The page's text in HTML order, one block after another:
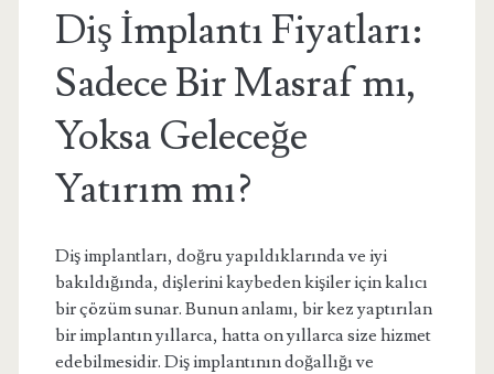
Diş İmplantı Fiyatları:
Sadece Bir Masraf mı,
Yoksa Geleceğe
Yatırım mı?
Diş implantları, doğru yapıldıklarında ve iyi
bakıldığında, dişlerini kaybeden kişiler için kalıcı
bir çözüm sunar. Bunun anlamı, bir kez yaptırılan
bir implantın yıllarca, hatta on yıllarca size hizmet
edebilmesidir. Diş implantının doğallığı ve